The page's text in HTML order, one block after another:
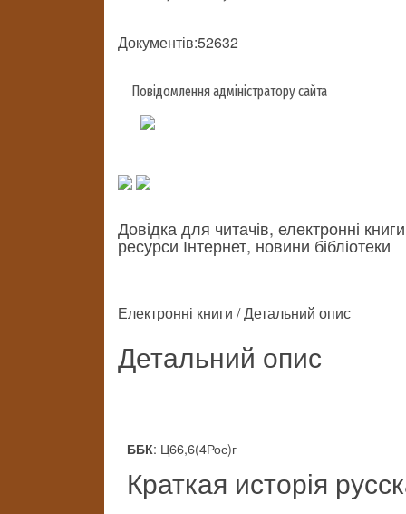
Документів:52632
Повідомлення адміністратору сайта
Довідка для читачів, електронні
ресурси Інтернет, новини бібліотеки
Електронні книги / Детальний опис
Детальний опис
ББК: Ц66,6(4Рос)г
Краткая исторія